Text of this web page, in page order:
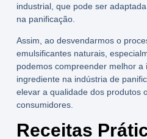
industrial, que pode ser
na panificação.
Assim, ao desvendarmos o
emulsificantes naturais,
podemos compreender melhor a
ingrediente na indústria de
elevar a qualidade dos produtos
consumidores.
Receitas